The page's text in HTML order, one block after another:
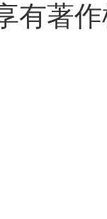
有著